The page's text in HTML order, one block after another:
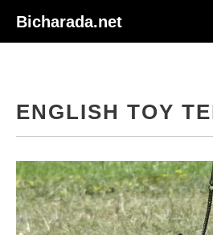
Bicharada.net
ENGLISH TOY